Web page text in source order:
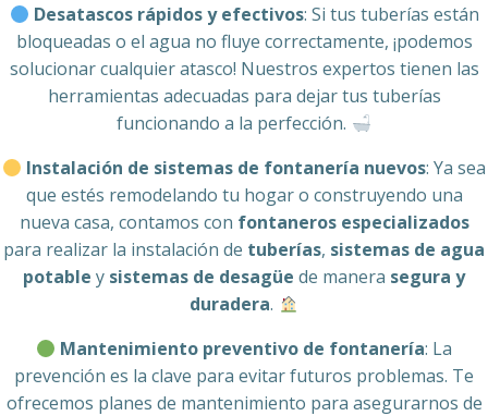
Desatascos rápidos y efectivos: Si tus tuberías están
bloqueadas o el agua no fluye correctamente, ¡podemos
solucionar cualquier atasco! Nuestros expertos tienen las
herramientas adecuadas para dejar tus tuberías
funcionando a la perfección.
Instalación de sistemas de fontanería nuevos: Ya sea
que estés remodelando tu hogar o construyendo una
nueva casa, contamos con fontaneros especializados
para realizar la instalación de tuberías, sistemas de agua
potable y sistemas de desagüe de manera segura y
duradera.
Mantenimiento preventivo de fontanería: La
prevención es la clave para evitar futuros problemas. Te
ofrecemos planes de mantenimiento para asegurarnos de